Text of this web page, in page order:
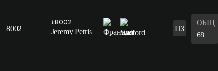
8002
#8002
Jeremy Petris ПЗ
ОБЩ
68